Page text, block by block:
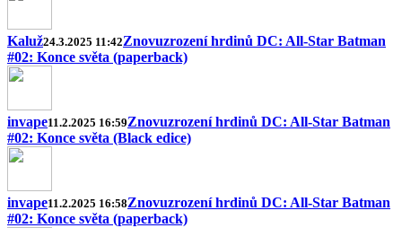
Kaluž24.3.2025 11:42Znovuzrození hrdinů DC: All-Star Batman
#02: Konce světa (paperback)
invape11.2.2025 16:59Znovuzrození hrdinů DC: All-Star Batman
#02: Konce světa (Black edice)
invape11.2.2025 16:58Znovuzrození hrdinů DC: All-Star Batman
#02: Konce světa (paperback)